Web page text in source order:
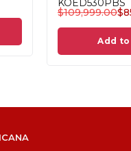
109,999.00$90,914.17
Add to cart